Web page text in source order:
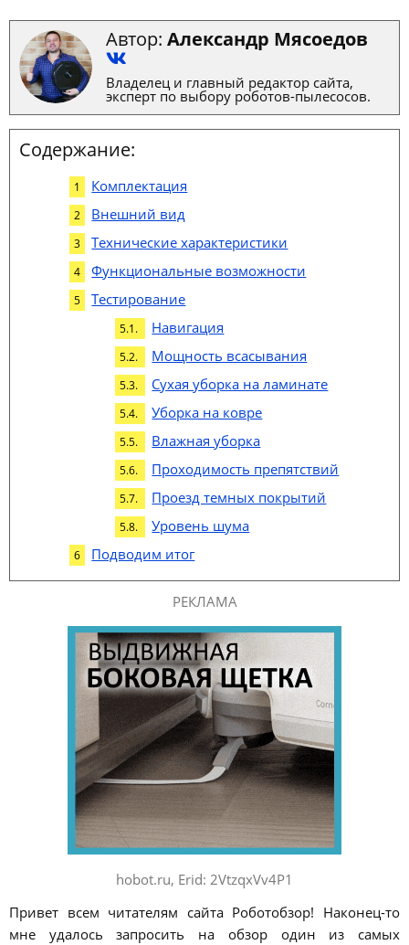
Автор: Александр Мясоедов
Владелец и главный редактор сайта,
эксперт по выбору роботов-пылесосов.
Содержание:
Комплектация
Внешний вид
Технические характеристики
Функциональные возможности
Тестирование
Навигация
Мощность всасывания
Сухая уборка на ламинате
Уборка на ковре
Влажная уборка
Проходимость препятствий
Проезд темных покрытий
Уровень шума
Подводим итог
РЕКЛАМА
hobot.ru, Erid: 2VtzqxVv4P1
Привет всем читателям сайта Роботобзор! Наконец-то
мне удалось запросить на обзор один из самых